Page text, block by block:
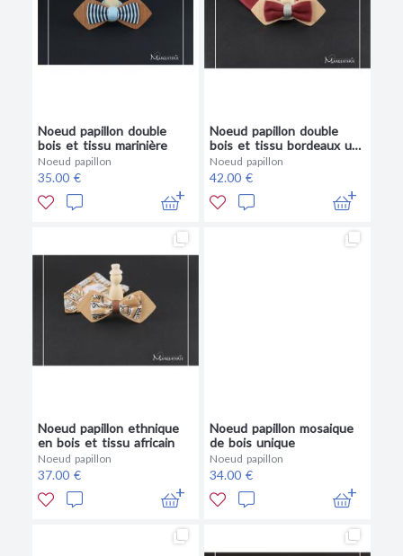
Noeud papillon double
bois et tissu marinière
Noeud papillon
35.00 €
Noeud papillon double
bois et tissu bordeaux uni
et fil gris
Noeud papillon
42.00 €
Noeud papillon ethnique
en bois et tissu africain
Noeud papillon
37.00 €
Noeud papillon mosaique
de bois unique
Noeud papillon
34.00 €